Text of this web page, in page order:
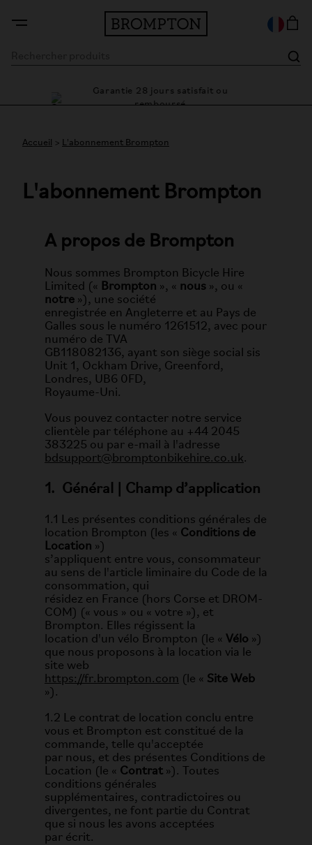
Garantie 28 jours satisfait ou
remboursé
Accueil > L'abonnement Brompton
L'abonnement Brompton
A propos de Brompton
Nous sommes Brompton Bicycle Hire
Limited (« Brompton », « nous », ou «
notre »), une société
enregistrée en Angleterre et au Pays de
Galles sous le numéro 1261512, avec pour
numéro de TVA
GB118082136, ayant son siège social sis
Unit 1, Ockham Drive, Greenford,
Londres, UB6 0FD,
Royaume-Uni.
Vous pouvez contacter notre service
clientèle par téléphone au +44 2045
383225 ou par e-mail à l'adresse
bdsupport@bromptonbikehire.co.uk.
1. Général | Champ d’application
1.1 Les présentes conditions générales de
location Brompton (les « Conditions de
Location »)
s’appliquent entre vous, consommateur
au sens de l'article liminaire du Code de la
consommation, qui
résidez en France (hors Corse et DROM-
COM) (« vous » ou « votre »), et
Brompton. Elles régissent la
location d'un vélo Brompton (le « Vélo »)
que nous proposons à la location via le
site web
https://fr.brompton.com (le « Site Web
»).
1.2 Le contrat de location conclu entre
vous et Brompton est constitué de la
commande, telle qu'acceptée
par nous, et des présentes Conditions de
Location (le « Contrat »). Toutes
conditions générales
supplémentaires, contradictoires ou
divergentes, ne font partie du Contrat
que si nous les avons acceptées
par écrit.